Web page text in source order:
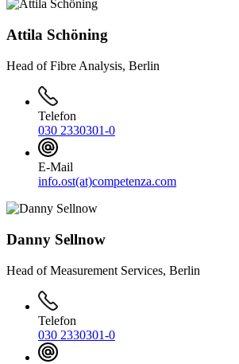
Attila Schöning
Head of Fibre Analysis, Berlin
Telefon
030 2330301-0
E-Mail
info.ost(at)competenza.com
Danny Sellnow
Head of Measurement Services, Berlin
Telefon
030 2330301-0